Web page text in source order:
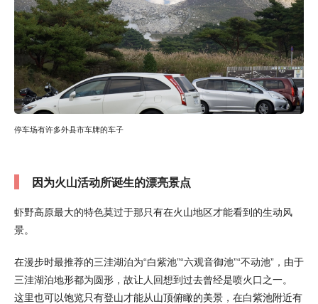
停车场有许多外县市车牌的车子
因为火山活动所诞生的漂亮景点
虾野高原最大的特色莫过于那只有在火山地区才能看到的生动风
景。
在漫步时最推荐的三洼湖泊为“白紫池”“六观音御池”“不动池”，由于
三洼湖泊地形都为圆形，故让人回想到过去曾经是喷火口之一。
这里也可以饱览只有登山才能从山顶俯瞰的美景，在白紫池附近有